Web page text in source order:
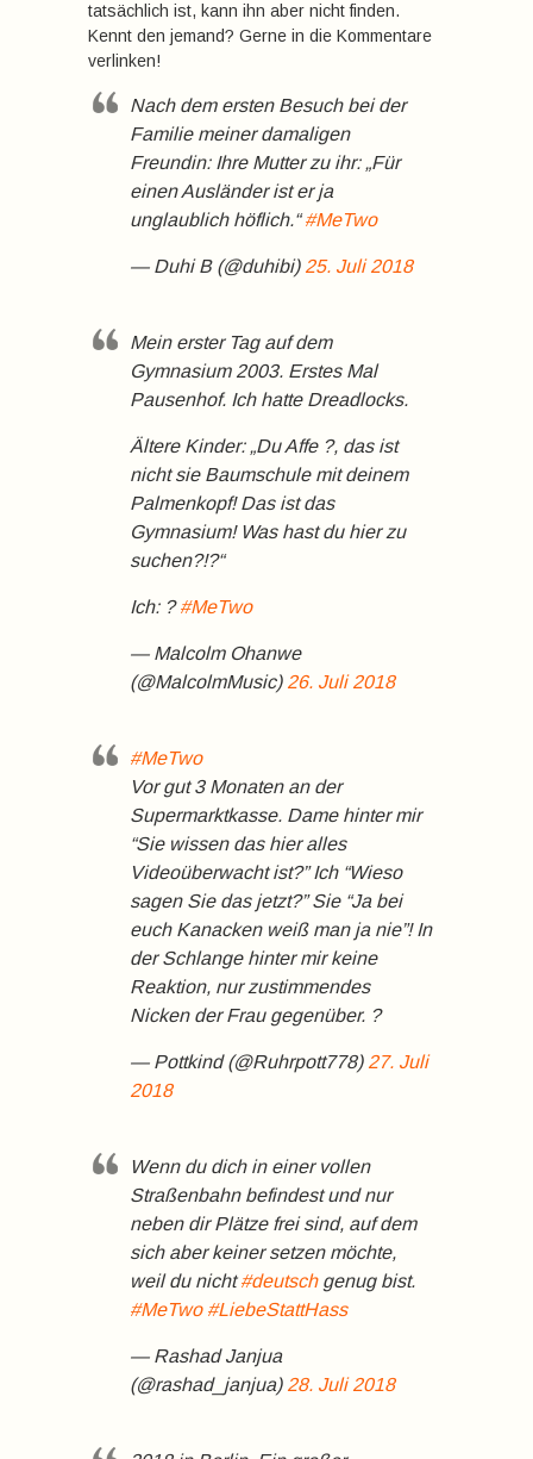
tatsächlich ist, kann ihn aber nicht finden.
Kennt den jemand? Gerne in die Kommentare
verlinken!
Nach dem ersten Besuch bei der
Familie meiner damaligen
Freundin: Ihre Mutter zu ihr: „Für
einen Ausländer ist er ja
unglaublich höflich.“#MeTwo
— Duhi B (@duhibi) 25. Juli 2018
Mein erster Tag auf dem
Gymnasium 2003. Erstes Mal
Pausenhof. Ich hatte Dreadlocks.
Ältere Kinder: „Du Affe ?, das ist
nicht sie Baumschule mit deinem
Palmenkopf! Das ist das
Gymnasium! Was hast du hier zu
suchen?!?“
Ich: ?#MeTwo
— Malcolm Ohanwe
(@MalcolmMusic) 26. Juli 2018
#MeTwo
Vor gut 3 Monaten an der
Supermarktkasse. Dame hinter mir
“Sie wissen das hier alles
Videoüberwacht ist?” Ich “Wieso
sagen Sie das jetzt?” Sie “Ja bei
euch Kanacken weiß man ja nie”! In
der Schlange hinter mir keine
Reaktion, nur zustimmendes
Nicken der Frau gegenüber. ?
— Pottkind (@Ruhrpott778) 27. Juli
2018
Wenn du dich in einer vollen
Straßenbahn befindest und nur
neben dir Plätze frei sind, auf dem
sich aber keiner setzen möchte,
weil du nicht#deutschgenug bist.
#MeTwo #LiebeStattHass
— Rashad Janjua
(@rashad_janjua) 28. Juli 2018